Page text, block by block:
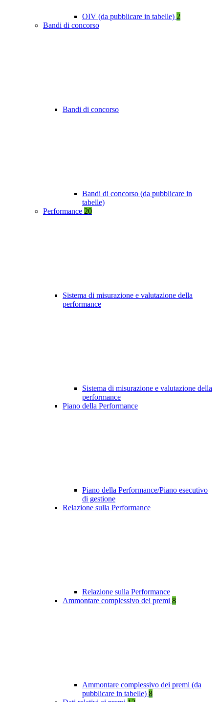
OIV (da pubblicare in tabelle) 2
Bandi di concorso
Bandi di concorso
Bandi di concorso (da pubblicare in
tabelle)
Performance 20
Sistema di misurazione e valutazione della
performance
Sistema di misurazione e valutazione della
performance
Piano della Performance
Piano della Performance/Piano esecutivo
di gestione
Relazione sulla Performance
Relazione sulla Performance
Ammontare complessivo dei premi 8
Ammontare complessivo dei premi (da
pubblicare in tabelle) 8